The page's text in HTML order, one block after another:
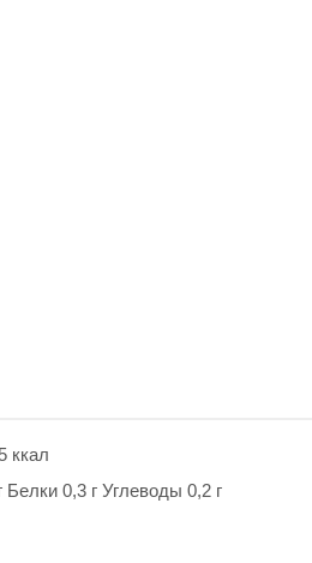
ккал
0,3 г Углеводы 0,2 г